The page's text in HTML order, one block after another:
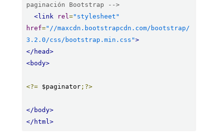
paginación Bootstrap -->
<link
rel ="stylesheet"
href="//maxcdn.bootstrapcdn.com/bootstrap/
3.2.0/css/bootstrap.min.css">
</head>
<body>
<?= $paginator;?>
</body>
</html>